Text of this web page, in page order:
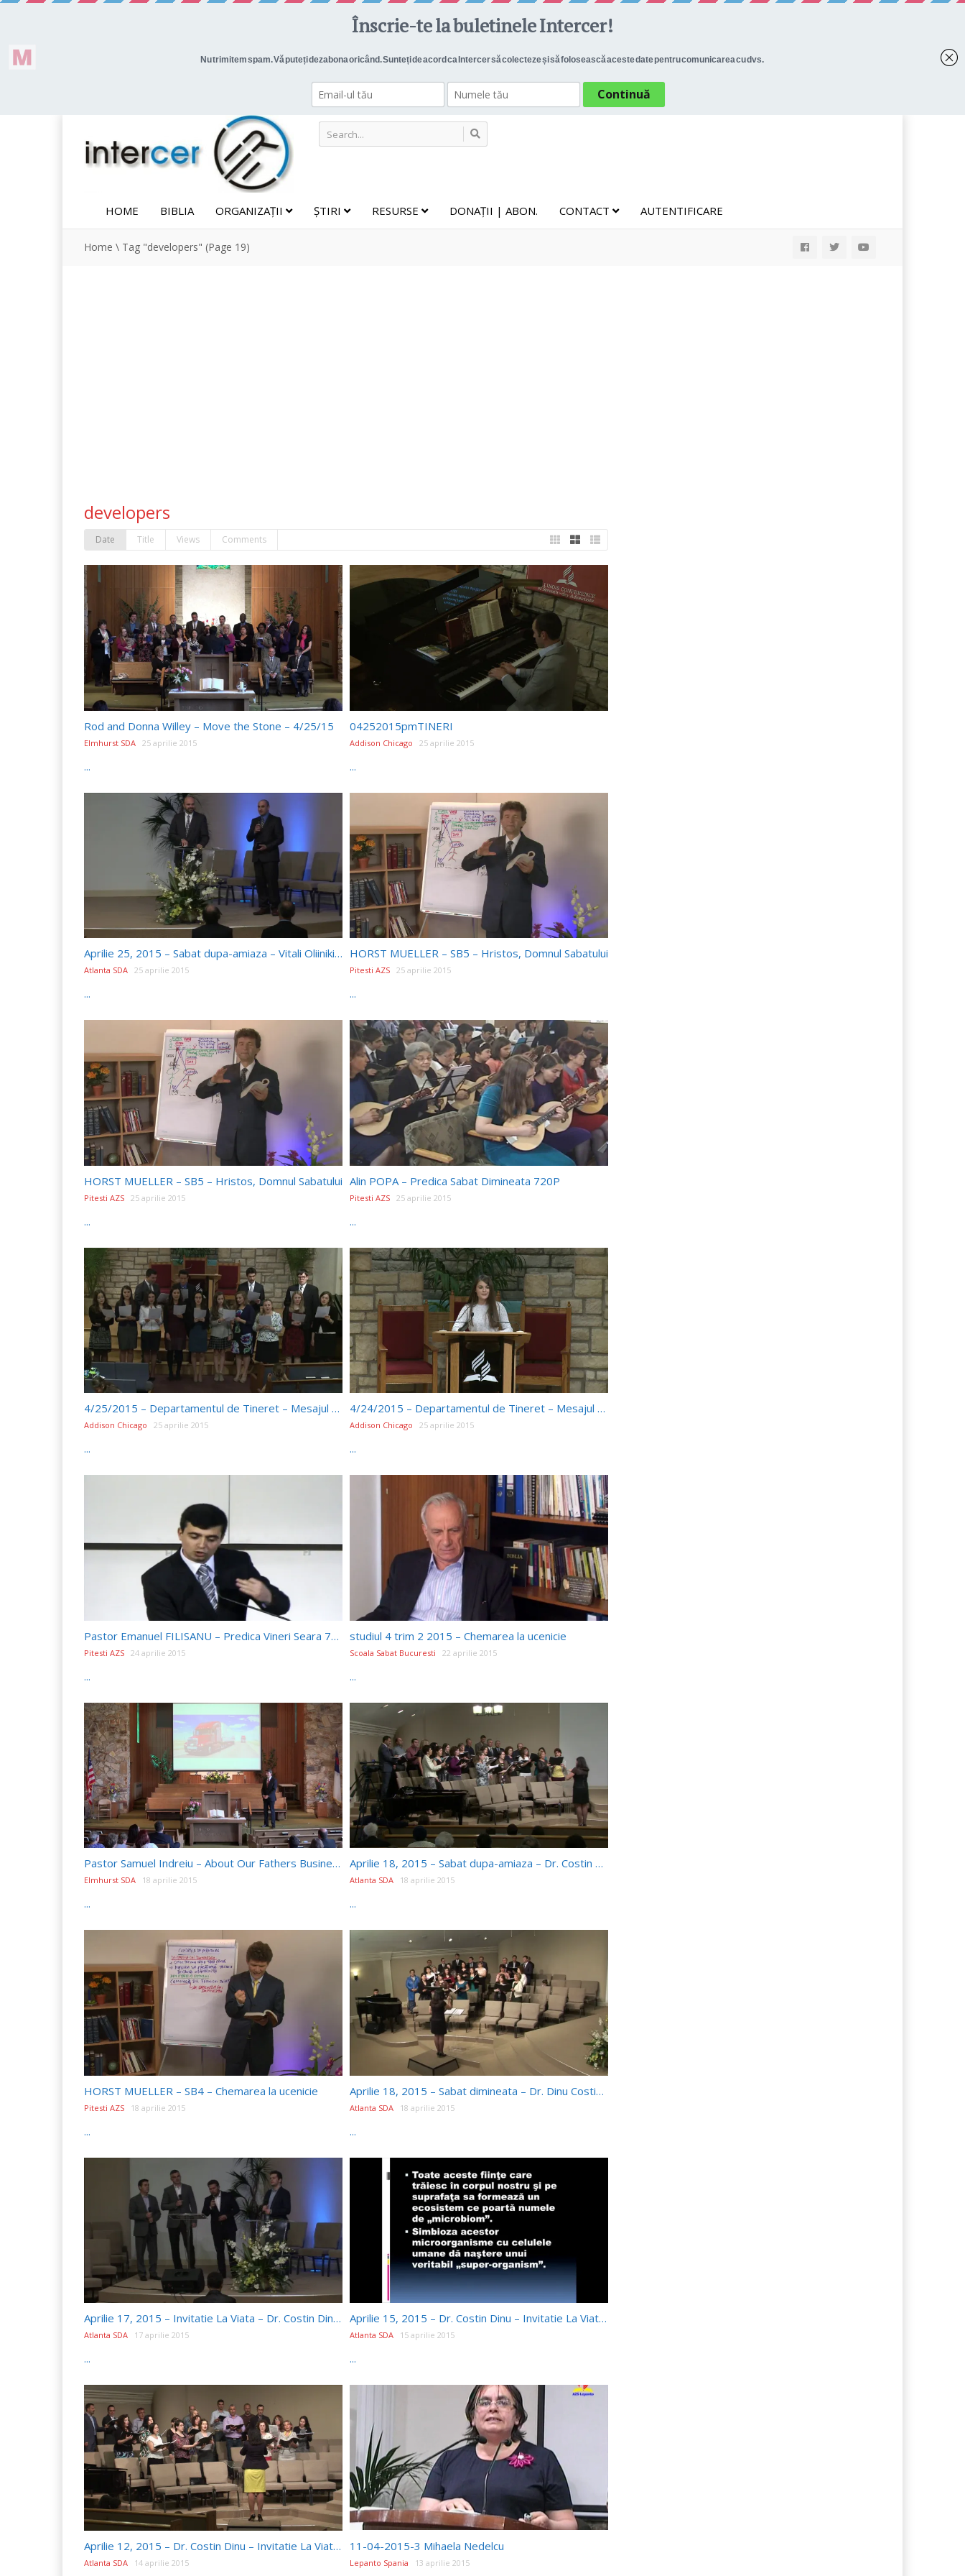
HOME BIBLIA ORGANIZAȚII ȘTIRI RESURSE DONAȚII | ABON. CONTACT AUTENTIFICARE
Home \ Tag "developers" (Page 19)
developers
Date Title Views Comments
Rod and Donna Willey – Move the Stone – 4/25/15
Elmhurst SDA 25 aprilie 2015
...
04252015pmTINERI
Addison Chicago 25 aprilie 2015
...
Aprilie 25, 2015 – Sabat dupa-amiaza – Vitali Oliiniki – "God’s Will For Hezekiah"
Atlanta SDA 25 aprilie 2015
...
HORST MUELLER – SB5 – Hristos, Domnul Sabatului
Pitesti AZS 25 aprilie 2015
...
HORST MUELLER – SB5 – Hristos, Domnul Sabatului
Pitesti AZS 25 aprilie 2015
...
Alin POPA – Predica Sabat Dimineata 720P
Pitesti AZS 25 aprilie 2015
...
4/25/2015 – Departamentul de Tineret – Mesajul Decalogului 2
Addison Chicago 25 aprilie 2015
...
4/24/2015 – Departamentul de Tineret – Mesajul Decalogului 1
Addison Chicago 25 aprilie 2015
...
Pastor Emanuel FILISANU – Predica Vineri Seara 720P
Pitesti AZS 24 aprilie 2015
...
studiul 4 trim 2 2015 – Chemarea la ucenicie
Scoala Sabat Bucuresti 22 aprilie 2015
...
Pastor Samuel Indreiu – About Our Fathers Business – 4/18/15
Elmhurst SDA 18 aprilie 2015
...
Aprilie 18, 2015 – Sabat dupa-amiaza – Dr. Costin Dinu – Invitatie la Viata: Civilizatia Aducatoare de Boala
Atlanta SDA 18 aprilie 2015
...
HORST MUELLER – SB4 – Chemarea la ucenicie
Pitesti AZS 18 aprilie 2015
...
Aprilie 18, 2015 – Sabat dimineata – Dr. Dinu Costin – Inspectie Finala
Atlanta SDA 18 aprilie 2015
...
Aprilie 17, 2015 – Invitatie La Viata – Dr. Costin Dinu – Cand Furnicile Pun Diagnosticul
Atlanta SDA 17 aprilie 2015
...
Aprilie 15, 2015 – Dr. Costin Dinu – Invitatie La Viata – Vi S-au Imbolnavit Microbii ?
Atlanta SDA 15 aprilie 2015
...
Aprilie 12, 2015 – Dr. Costin Dinu – Invitatie La Viata – "Ce Fierbe in Kukta?"
Atlanta SDA 14 aprilie 2015
11-04-2015-3 Mihaela Nedelcu
Lepanto Spania 13 aprilie 2015